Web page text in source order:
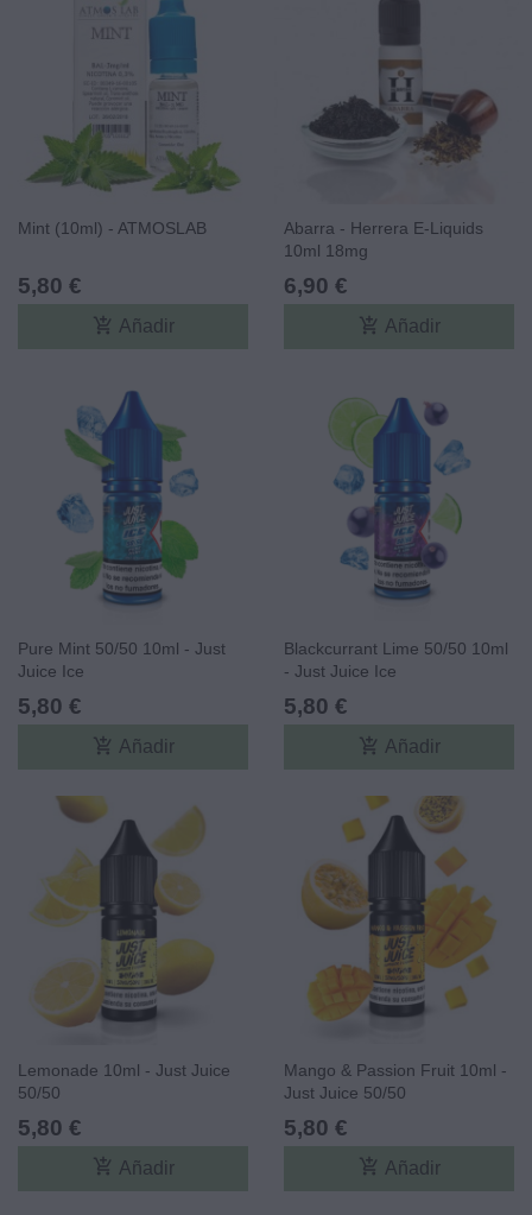
Mint (10ml) - ATMOSLAB
5,80 €
add_shopping_cart Añadir
Abarra - Herrera E-Liquids
10ml 18mg
6,90 €
add_shopping_cart Añadir
Pure Mint 50/50 10ml - Just
Juice Ice
5,80 €
add_shopping_cart Añadir
Blackcurrant Lime 50/50 10ml
- Just Juice Ice
5,80 €
add_shopping_cart Añadir
Lemonade 10ml - Just Juice
50/50
5,80 €
add_shopping_cart Añadir
Mango & Passion Fruit 10ml -
Just Juice 50/50
5,80 €
add_shopping_cart Añadir